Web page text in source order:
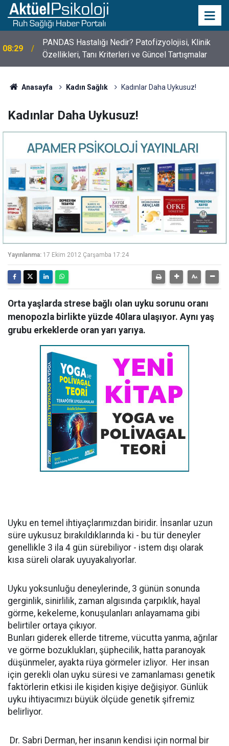
10:30
10 Mayıs Psikologlar Günü Nasıl Ortaya Çıktı? 10
Mayıs Tarihinin Hikayesi
Anasayfa Kadın Sağlık Kadınlar Daha Uykusuz!
Kadınlar Daha Uykusuz!
Yayınlanma: 17 Ekim 2012 Çarşamba 17:24
Orta yaşlarda strese bağlı olan uyku sorunu oranı
menopozla birlikte yüzde 40lara ulaşıyor. Aynı yaş
grubu erkeklerde oran yarı yarıya.
Uyku en temel ihtiyaçlarımızdan biridir. İnsanlar uzun
süre uykusuz bırakıldıklarında ki - bu tür deneyler
genellikle 3 ila 4 gün sürebiliyor - istem dışı olarak
kısa süreli olarak uyuyakalıyorlar.
Uyku yoksunluğu deneylerinde, 3 günün sonunda
gerginlik, sinirlilik, zaman algısında çarpıklık, hayal
görme, kekeleme, konuşulanları anlayamama gibi
belirtiler ortaya çıkıyor.
Bunları giderek ellerde titreme, vücutta yanma, ağrılar
ve görme bozuklukları, şüphecilik, hatta paranoyak
düşünmeler, ayakta rüya görmeler izliyor. Her insan
için gerekli olan uyku süresi ve zamanlaması genetik
faktörlerin etkisi ile kişiden kişiye değişiyor. Günlük
uyku ihtiyacımızı büyük ölçüde genetik şifremiz
belirliyor.
Dr. Sabri Derman, her insanın kendisi için normal bir